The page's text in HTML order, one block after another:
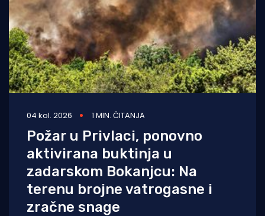
04 kol. 2026 1 MIN. ČITANJA
Požar u Privlaci, ponovno
aktivirana buktinja u
zadarskom Bokanjcu: Na
terenu brojne vatrogasne i
zračne snage